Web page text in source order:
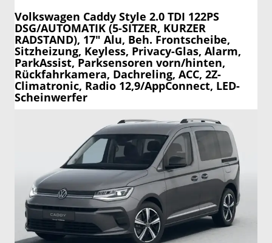
Volkswagen Caddy Style 2.0 TDI 122PS
DSG/AUTOMATIK (5-SITZER, KURZER
RADSTAND), 17" Alu, Beh. Frontscheibe,
Sitzheizung, Keyless, Privacy-Glas, Alarm,
ParkAssist, Parksensoren vorn/hinten,
Rückfahrkamera, Dachreling, ACC, 2Z-
Climatronic, Radio 12,9/AppConnect, LED-
Scheinwerfer